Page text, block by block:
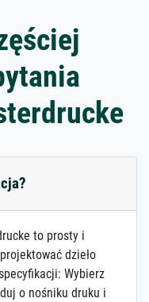
to prosty i
dzieło
Wybierz
o nośniku druku i